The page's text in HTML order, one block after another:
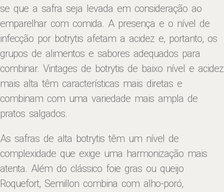
se que a safra seja levada em consideração ao
emparelhar com comida. A presença e o nível de
infecção por botrytis afetam a acidez e, portanto, os
grupos de alimentos e sabores adequados para
combinar. Vintages de botrytis de baixo nível e acidez
mais alta têm características mais diretas e
combinam com uma variedade mais ampla de
pratos salgados.
As safras de alta botrytis têm um nível de
complexidade que exige uma harmonização mais
atenta. Além do clássico foie gras ou queijo
Roquefort, Semillon combina com alho-poró,